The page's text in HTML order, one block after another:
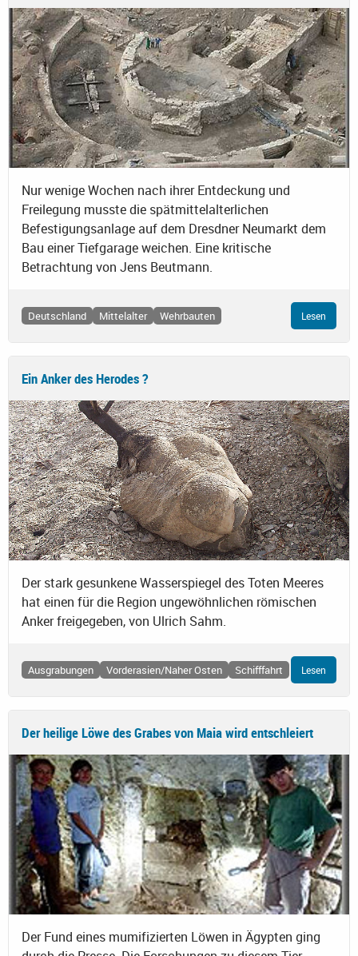
Nur wenige Wochen nach ihrer Entdeckung und
Freilegung musste die spätmittelalterlichen
Befestigungsanlage auf dem Dresdner Neumarkt dem
Bau einer Tiefgarage weichen. Eine kritische
Betrachtung von Jens Beutmann.
Deutschland Mittelalter Wehrbauten Lesen
Ein Anker des Herodes ?
Der stark gesunkene Wasserspiegel des Toten Meeres
hat einen für die Region ungewöhnlichen römischen
Anker freigegeben, von Ulrich Sahm.
Ausgrabungen Vorderasien/Naher Osten Schifffahrt Lesen
Der heilige Löwe des Grabes von Maia wird entschleiert
Der Fund eines mumifizierten Löwen in Ägypten ging